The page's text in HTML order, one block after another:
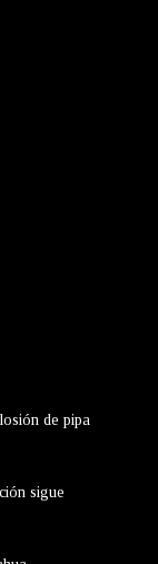
de pipa
sigue